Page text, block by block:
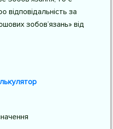
відповідальність за
зобов’язань» від